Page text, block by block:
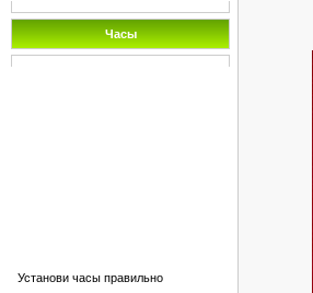
Часы
Установи часы правильно